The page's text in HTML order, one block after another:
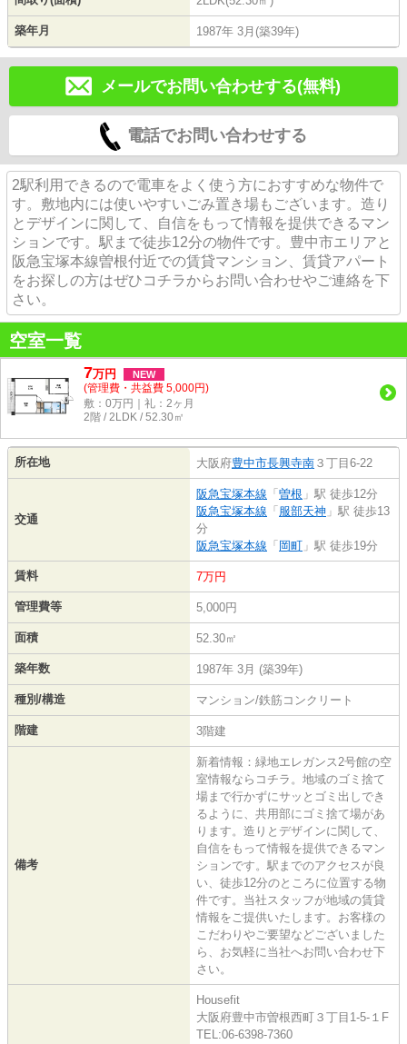
築年月 1987年 3月(築39年)
メールでお問い合わせする(無料)
電話でお問い合わせする
2駅利用できるので電車をよく使う方におすすめな物件で
す。敷地内には使いやすいごみ置き場もございます。造り
とデザインに関して、自信をもって情報を提供できるマン
ションです。駅まで徒歩12分の物件です。豊中市エリアと
阪急宝塚本線曽根付近での賃貸マンション、賃貸アパート
をお探しの方はぜひコチラからお問い合わせやご連絡を下
さい。
空室一覧
7万円 NEW
(管理費・共益費 5,000円)
敷：0万円｜礼：2ヶ月
2階 / 2LDK / 52.30㎡
所在地 大阪府豊中市長興寺南 ３丁目6-22
交通
阪急宝塚本線 「 曽根 」駅 徒歩12分
阪急宝塚本線 「 服部天神 」駅 徒歩13
分
阪急宝塚本線 「 岡町 」駅 徒歩19分
賃料 7万円
管理費等 5,000円
面積 52.30㎡
築年数 1987年 3月 (築39年)
種別/構造 マンション/鉄筋コンクリート
階建 3階建
備考
新着情報：緑地エレガンス2号館の空
室情報ならコチラ。地域のゴミ捨て
場まで行かずにサッとゴミ出しでき
るように、共用部にゴミ捨て場があ
ります。造りとデザインに関して、
自信をもって情報を提供できるマン
ションです。駅までのアクセスが良
い、徒歩12分のところに位置する物
件です。当社スタッフが地域の賃貸
情報をご提供いたします。お客様の
こだわりやご要望などございました
ら、お気軽に当社へお問い合わせ下
さい。
Housefit
大阪府豊中市曽根西町３丁目1-5-１F
TEL:06-6398-7360